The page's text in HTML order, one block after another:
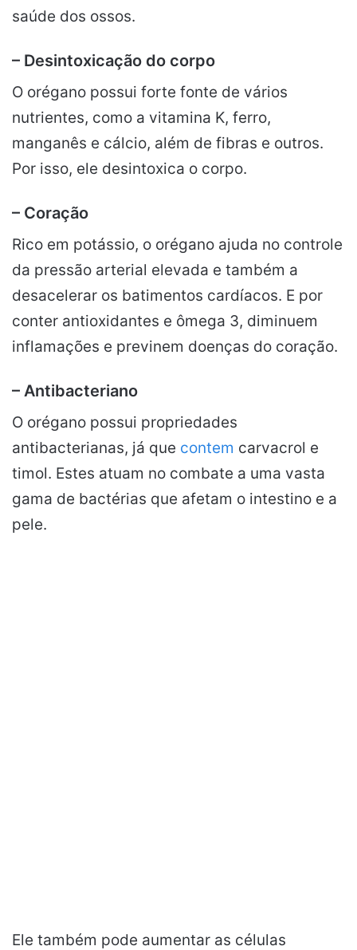
saúde dos ossos.
– Desintoxicação do corpo
O orégano possui forte fonte de vários
nutrientes, como a vitamina K, ferro,
manganês e cálcio, além de fibras e outros.
Por isso, ele desintoxica o corpo.
– Coração
Rico em potássio, o orégano ajuda no controle
da pressão arterial elevada e também a
desacelerar os batimentos cardíacos. E por
conter antioxidantes e ômega 3, diminuem
inflamações e previnem doenças do coração.
– Antibacteriano
O orégano possui propriedades
antibacterianas, já que contem carvacrol e
timol. Estes atuam no combate a uma vasta
gama de bactérias que afetam o intestino e a
pele.
Ele também pode aumentar as células